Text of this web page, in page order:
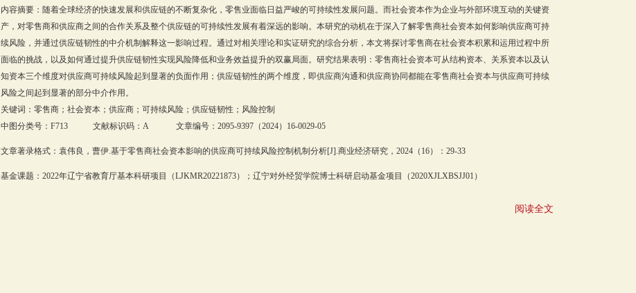
内容摘要：随着全球经济的快速发展和供应链的不断复杂化，零售业面临日益严峻的可持续性发展问题。而社会资本作为企业与外部环境互动的关键资
产，对零售商和供应商之间的合作关系及整个供应链的可持续性发展有着深远的影响。本研究的动机在于深入了解零售商社会资本如何影响供应商可持
续风险，并通过供应链韧性的中介机制解释这一影响过程。通过对相关理论和实证研究的综合分析，本文将探讨零售商在社会资本积累和运用过程中所
面临的挑战，以及如何通过提升供应链韧性实现风险降低和业务效益提升的双赢局面。研究结果表明：零售商社会资本可从结构资本、关系资本以及认
知资本三个维度对供应商可持续风险起到显著的负面作用；供应链韧性的两个维度，即供应商沟通和供应商协同都能在零售商社会资本与供应商可持续
风险之间起到显著的部分中介作用。
关键词：零售商；社会资本；供应商；可持续风险；供应链韧性；风险控制
中图分类号：F713 文献标识码：A 文章编号：2095-9397（2024）16-0029-05
文章著录格式：袁伟良，曹伊.基于零售商社会资本影响的供应商可持续风险控制机制分析[J].商业经济研究，2024（16）：29-33
基金课题：2022年辽宁省教育厅基本科研项目（LJKMR20221873）；辽宁对外经贸学院博士科研启动基金项目（2020XJLXBSJJ01）
阅读全文